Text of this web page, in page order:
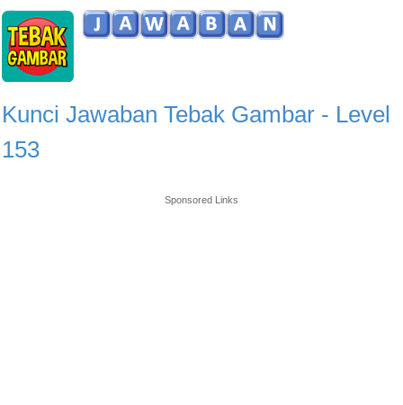
Kunci Jawaban Tebak Gambar - Level
153
Sponsored Links